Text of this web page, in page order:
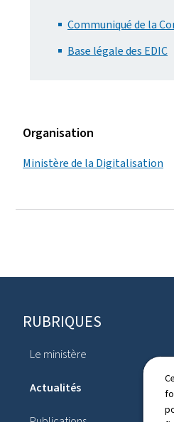
Communiqué de la
Base légale des EDIC
Organisation
Ministère de la Digitalisation
Pied
de
RUBRIQUES
Le ministère
Actualités